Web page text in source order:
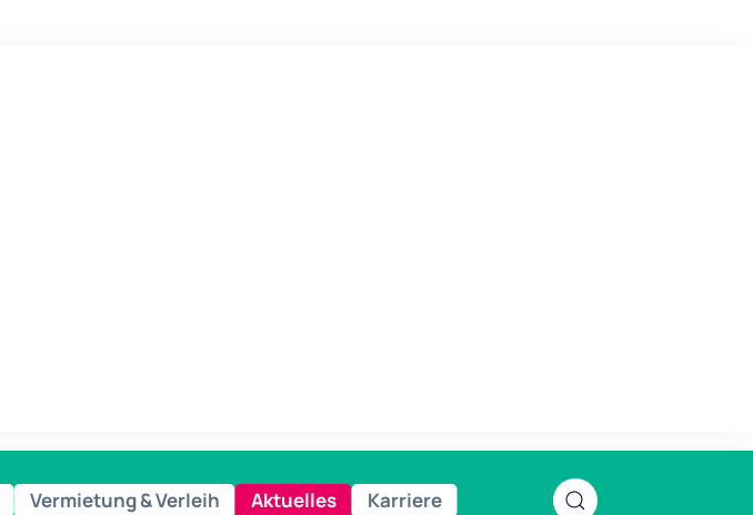
Vermietung & Verleih Aktuelles Karriere